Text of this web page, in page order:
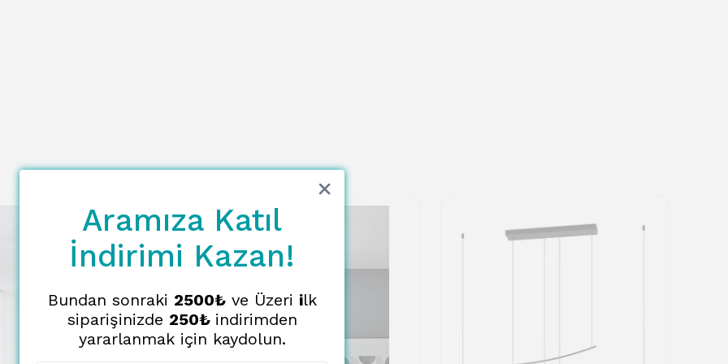
Aramıza Katıl
İndirimi Kazan!
Bundan sonraki 2500₺ve Üzeri ilk
siparişinizde 250₺ indirimden
yararlanmak için kaydolun.